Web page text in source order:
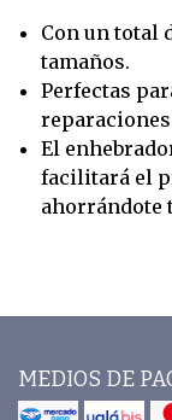
Con un total
tamaños.
Perfectas
El
facilitará el
ahorrándote
MEDIOS DE